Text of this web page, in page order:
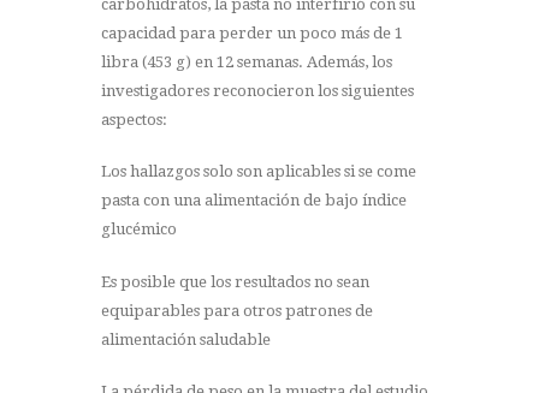
carbohidratos, la pasta no interfirió con su
capacidad para perder un poco más de 1
libra (453 g) en 12 semanas. Además, los
investigadores reconocieron los siguientes
aspectos:
Los hallazgos solo son aplicables si se come
pasta con una alimentación de bajo índice
glucémico
Es posible que los resultados no sean
equiparables para otros patrones de
alimentación saludable